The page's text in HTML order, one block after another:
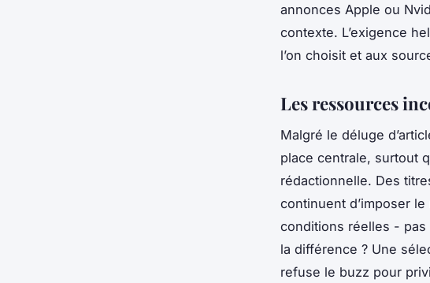
annonces Apple ou
contexte. L’exigence
l’on choisit et aux
Les ressources
Malgré le déluge
place centrale, surtout
rédactionnelle. Des
continuent d’imposer
conditions réelles -
la différence ? Une
refuse le buzz pour